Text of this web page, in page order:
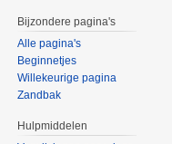
Bijzondere pagina's
Alle pagina's
Beginnetjes
Willekeurige pagina
Zandbak
Hulpmiddelen